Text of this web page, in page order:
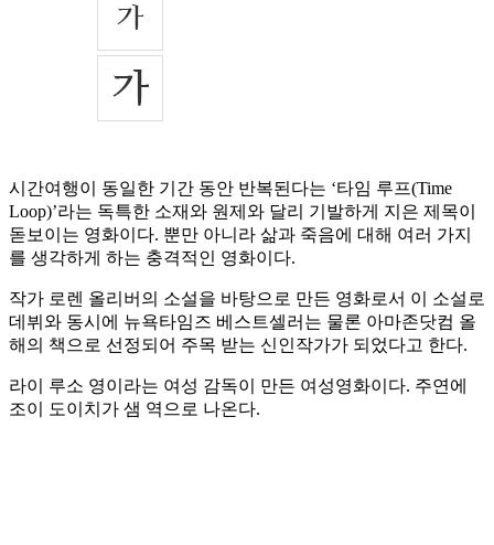
시간여행이 동일한 기간 동안 반복된다는 ‘타임 루프(Time
Loop)’라는 독특한 소재와 원제와 달리 기발하게 지은 제목이
돋보이는 영화이다. 뿐만 아니라 삶과 죽음에 대해 여러 가지
를 생각하게 하는 충격적인 영화이다.
작가 로렌 올리버의 소설을 바탕으로 만든 영화로서 이 소설로
데뷔와 동시에 뉴욕타임즈 베스트셀러는 물론 아마존닷컴 올
해의 책으로 선정되어 주목 받는 신인작가가 되었다고 한다.
라이 루소 영이라는 여성 감독이 만든 여성영화이다. 주연에
조이 도이치가 샘 역으로 나온다.